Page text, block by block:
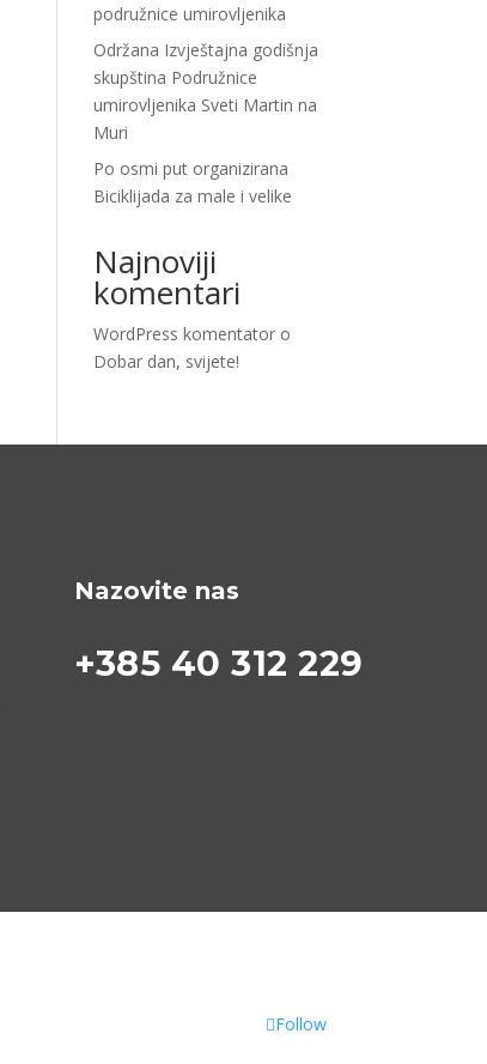
podružnice umirovljenika
Održana Izvještajna godišnja
skupština Podružnice
umirovljenika Sveti Martin na
Muri
Po osmi put organizirana
Biciklijada za male i velike
Najnoviji
komentari
WordPress komentator o
Dobar dan, svijete!
Nazovite nas
+385 40 312 229
Follow